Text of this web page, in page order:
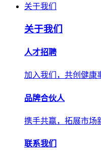
关于我们
关于我们
人才招聘
加入我们，共创健康
品牌合伙人
携手共赢，拓展市场
联系我们